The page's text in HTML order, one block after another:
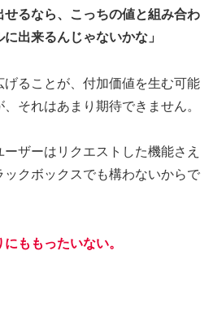
せるなら、こっちの値と組み合わ
出来るんじゃないかな」
げることが、付加価値を生む可能
それはあまり期待できません。
ザーはリクエストした機能さえ
クボックスでも構わないからで
ももったいない。